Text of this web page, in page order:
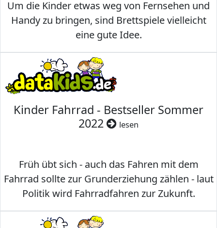
Um die Kinder etwas weg von Fernsehen und
Handy zu bringen, sind Brettspiele vielleicht
eine gute Idee.
Kinder Fahrrad - Bestseller Sommer
2022
lesen
Früh übt sich - auch das Fahren mit dem
Fahrrad sollte zur Grunderziehung zählen - laut
Politik wird Fahrradfahren zur Zukunft.